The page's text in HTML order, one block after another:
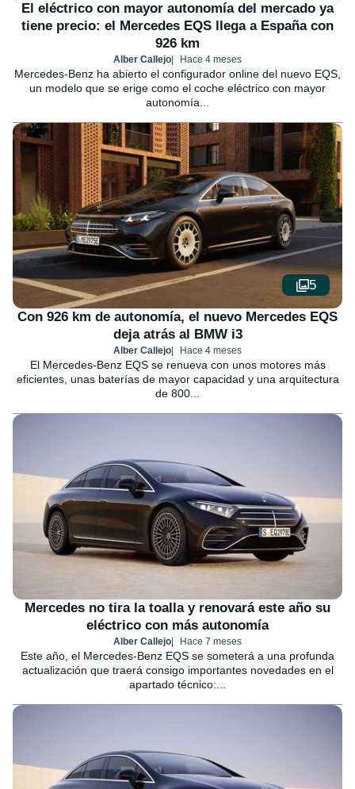
El eléctrico con mayor autonomía del mercado ya
tiene precio: el Mercedes EQS llega a España con
926 km
Alber Callejo Hace 4 meses
Mercedes-Benz ha abierto el configurador online del nuevo EQS,
un modelo que se erige como el coche eléctrico con mayor
autonomía...
5
Con 926 km de autonomía, el nuevo Mercedes EQS
deja atrás al BMW i3
Alber Callejo Hace 4 meses
El Mercedes-Benz EQS se renueva con unos motores más
eficientes, unas baterías de mayor capacidad y una arquitectura
de 800...
Mercedes no tira la toalla y renovará este año su
eléctrico con más autonomía
Alber Callejo Hace 7 meses
Este año, el Mercedes-Benz EQS se someterá a una profunda
actualización que traerá consigo importantes novedades en el
apartado técnico:...